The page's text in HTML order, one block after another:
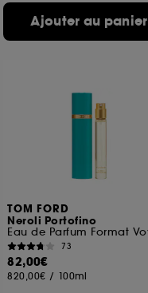
Ajouter au panier
TOM FORD
Neroli Portofino
73
82,00€
820,00€ / 100ml